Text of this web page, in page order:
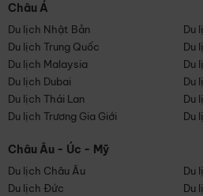
Châu Á
Du lịch Nhật Bản
Du
Du lịch Trung Quốc
Du
Du lịch Malaysia
Du
Du lịch Dubai
Du
Du lịch Thái Lan
Du
Du lịch Trương Gia Giới
Du
Châu Âu - Úc - Mỹ
Du lịch Châu Âu
Du
Du lịch Đức
Du